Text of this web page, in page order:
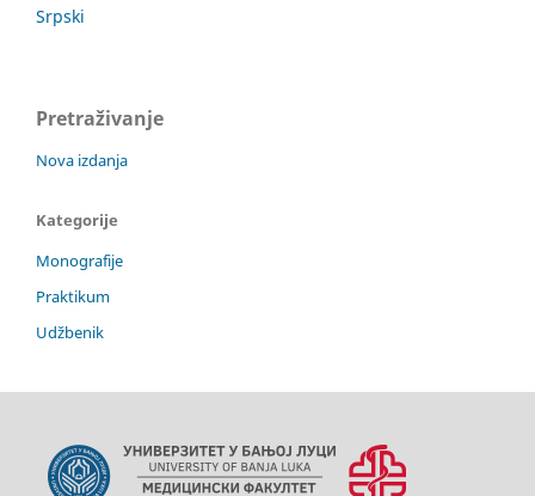
Srpski
Pretraživanje
Nova izdanja
Kategorije
Monografije
Praktikum
Udžbenik